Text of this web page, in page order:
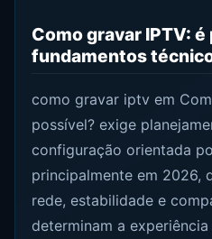
Como gravar IPTV:
fundamentos
como gravar iptv em
possível? exige
configuração orientada
principalmente em 2026,
rede, estabilidade e
determinam a